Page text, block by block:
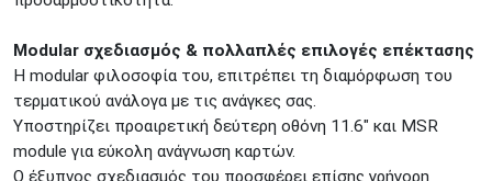
Modular σχεδιασμός & πολλαπλές επιλογές επέκτασης
Η modular φιλοσοφία του, επιτρέπει τη διαμόρφωση του
τερματικού ανάλογα με τις ανάγκες σας.
Υποστηρίζει προαιρετική δεύτερη οθόνη 11.6" και MSR
module για εύκολη ανάγνωση καρτών.
Ο έξυπνος σχεδιασμός του προσφέρει επίσης γρήγορη